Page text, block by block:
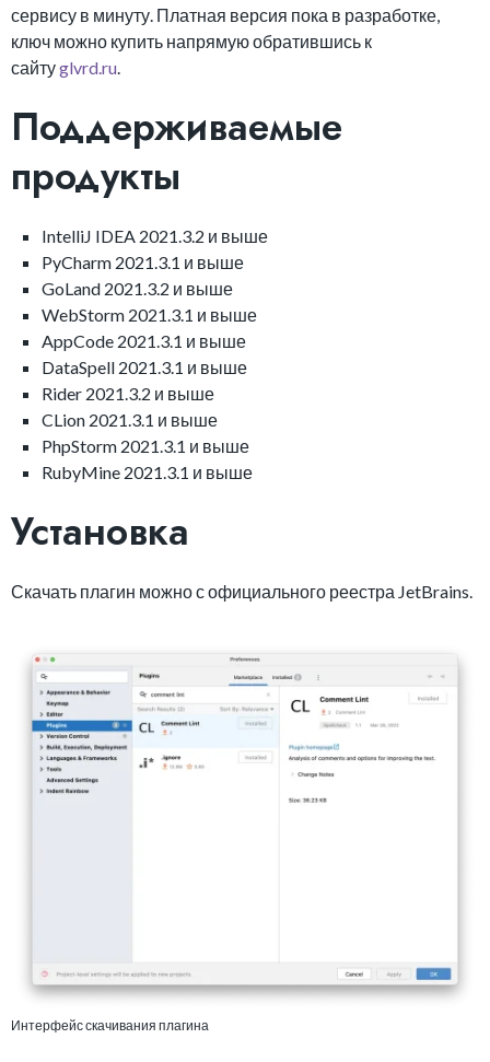
сервису в минуту. Платная версия пока в разработке,
ключ можно купить напрямую обратившись к
сайтуglvrd.ru
Поддерживаемые
продукты
IntelliJ IDEA 2021.3.2 и выше
PyCharm 2021.3.1 и выше
GoLand 2021.3.2 и выше
WebStorm 2021.3.1 и выше
AppCode 2021.3.1 и выше
DataSpell 2021.3.1 и выше
Rider 2021.3.2 и выше
CLion 2021.3.1 и выше
PhpStorm 2021.3.1 и выше
RubyMine 2021.3.1 и выше
Установка
Скачать плагин можно с официального реестра JetBrains.
Интерфейс скачивания плагина